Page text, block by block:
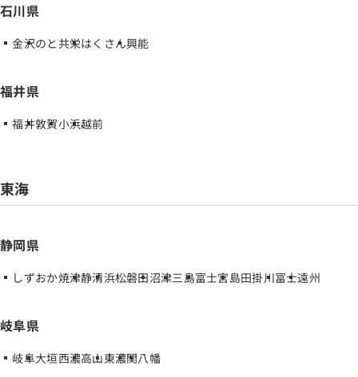
石川県
金沢のと共栄はくさん興能
福井県
福井敦賀小浜越前
東海
静岡県
しずおか焼津静清浜松磐田沼津三島富士宮島田掛川富士遠州
岐阜県
岐阜大垣西濃高山東濃関八幡